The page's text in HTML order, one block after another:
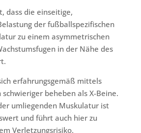
dass die einseitige,
der fußballspezifischen
zu einem asymmetrischen
in der Nähe des
erfahrungsgemäß mittels
beheben als X-Beine.
umliegenden Muskulatur ist
und führt auch hier zu
Verletzungsrisiko.